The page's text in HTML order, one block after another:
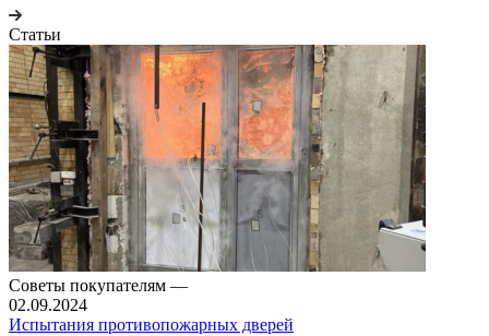
Статьи
Советы покупателям —
02.09.2024
Испытания противопожарных дверей